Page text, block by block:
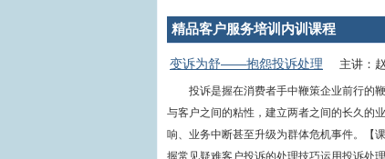
精品客户服务培训内训课程
变诉为舒——抱怨投诉处理 主讲：
投诉是握在消费者手中鞭策企业前行的
与客户之间的粘性，建立两者之间的长久的
响、业务中断甚至升级为群体危机事件。【
握常见疑难客户投诉的处理技巧运用投诉处